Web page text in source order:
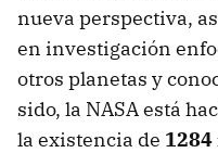
nueva perspectiva,
en investigación
otros planetas y
sido, la NASA está
la existencia de 1284